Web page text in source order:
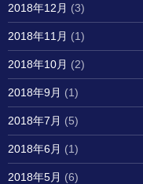
2018年12月 (3)
2018年11月 (1)
2018年10月 (2)
2018年9月 (1)
2018年7月 (5)
2018年6月 (1)
2018年5月 (6)